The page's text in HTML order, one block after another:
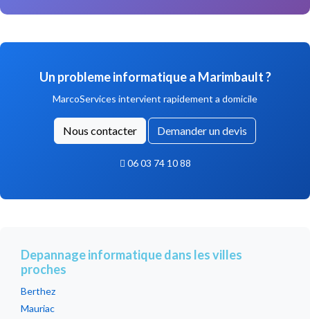
Un probleme informatique a Marimbault ?
MarcoServices intervient rapidement a domicile
Nous contacter Demander un devis
06 03 74 10 88
Depannage informatique dans les villes
proches
Berthez
Mauriac